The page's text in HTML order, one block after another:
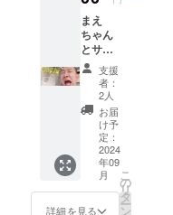
み可能
です。
※支援
時、必
ず備考
欄に掲
載を希
望され
るお名
前をご
記入く
ださ
い。
曲、可
能な限
りあな
たのご
要望に
応えま
す！ ※
日程は
別途調
整させ
ていた
だきま
す。 ※
場所は
大阪市
まえ
ちゃん
とサシ
飲み出
来る権
利で
す。 あ
なたの
色んな
お話を
聞かせ
てくだ
さい！
人生相
支援
者：
2人
お届
け予
定：
2024
年09
月
詳細を見る
こ
の
リ
タ
ー
ン